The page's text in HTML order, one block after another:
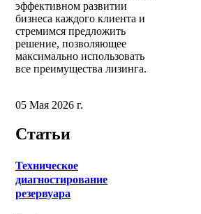
эффективном развитии
бизнеса каждого клиента и
стремимся предложить
решение, позволяющее
максимально использовать
все преимущества лизинга.
05 Мая 2026 г.
Статьи
Техническое
диагностирование
резервуара